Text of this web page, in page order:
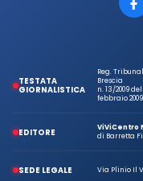
TESTATA
GIORNALISTICA
Reg.
Brescia
n. 13/2009 del
febbraio 2009
EDITORE
ViViCentro
di Barretta
SEDE LEGALE Via Plinio Il